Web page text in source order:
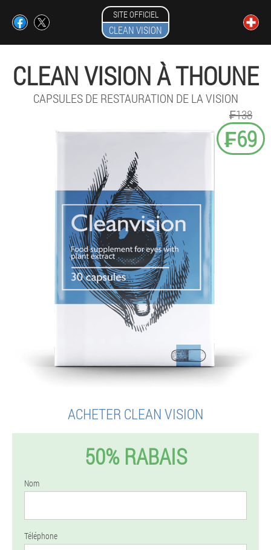
SITE OFFICIEL
CLEAN VISION
CLEAN VISION À THOUNE
CAPSULES DE RESTAURATION DE LA VISION
₣138
₣69
ACHETER CLEAN VISION
50% RABAIS
Nom
Téléphone